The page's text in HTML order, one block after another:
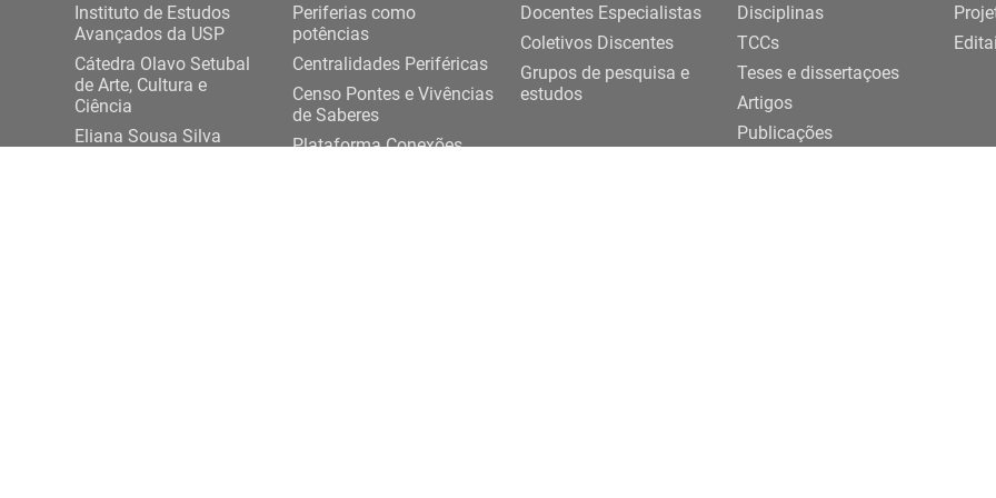
Instituto de Estudos
Avançados da USP
Cátedra Olavo Setubal
de Arte, Cultura e
Ciência
Eliana Sousa Silva
Periferias como
potências
Centralidades Periféricas
Censo Pontes e Vivências
de Saberes
Plataforma Conexões
Docentes Especialistas
Coletivos Discentes
Grupos de pesquisa e
estudos
Disciplinas
TCCs
Teses e dissertaçoes
Artigos
Publicações